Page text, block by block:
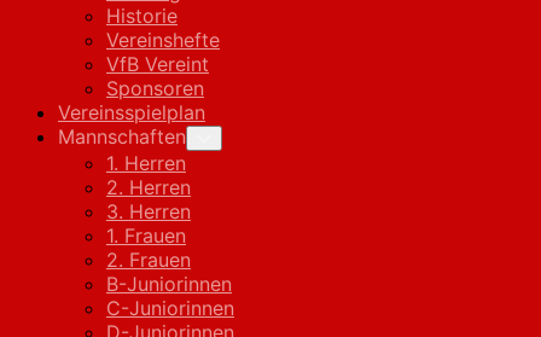
Historie
Vereinshefte
VfB Vereint
Sponsoren
Vereinsspielplan
Mannschaften
Child
1. Herren
2. Herren
3. Herren
1. Frauen
2. Frauen
B-Juniorinnen
C-Juniorinnen
D-Juniorinnen